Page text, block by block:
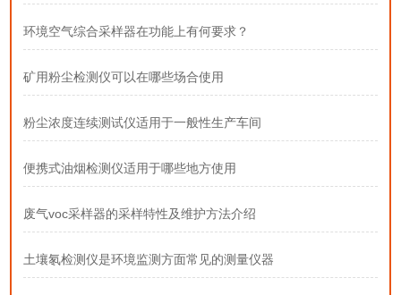
环境空气综合采样器在功能上有何要求？
矿用粉尘检测仪可以在哪些场合使用
粉尘浓度连续测试仪适用于一般性生产车间
便携式油烟检测仪适用于哪些地方使用
废气voc采样器的采样特性及维护方法介绍
土壤氡检测仪是环境监测方面常见的测量仪器